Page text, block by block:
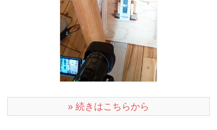
» 続きはこちらから